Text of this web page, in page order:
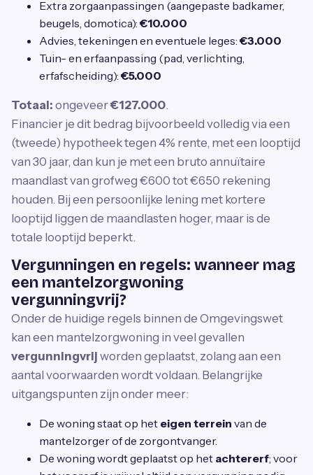
Extra zorgaanpassingen (aangepaste badkamer,
beugels, domotica): €10.000
Advies, tekeningen en eventuele leges: €3.000
Tuin- en erfaanpassing (pad, verlichting,
erfafscheiding): €5.000
Totaal: ongeveer€127.000.
Financier je dit bedrag bijvoorbeeld volledig via een
(tweede) hypotheek tegen 4% rente, met een looptijd
van 30 jaar, dan kun je met een bruto annuïtaire
maandlast van grofweg €600 tot €650 rekening
houden. Bij een persoonlijke lening met kortere
looptijd liggen de maandlasten hoger, maar is de
totale looptijd beperkt.
Vergunningen en regels: wanneer mag
een mantelzorgwoning
vergunningvrij?
Onder de huidige regels binnen de Omgevingswet
kan een mantelzorgwoning in veel gevallen
vergunningvrij worden geplaatst, zolang aan een
aantal voorwaarden wordt voldaan. Belangrijke
uitgangspunten zijn onder meer:
De woning staat op het eigen terrein van de
mantelzorger of de zorgontvanger.
De woning wordt geplaatst op het achtererf; voor